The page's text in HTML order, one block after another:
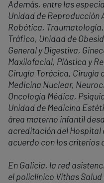
Además, entre las
Unidad de Reproducción
Robótica,
Tráfico, Unidad de
General y Digestiva,
Maxilofacial, Plástica y
Cirugía Torácica, Cirugía
Medicina Nuclear,
Oncología Médica,
Unidad de Medicina
área materno infantil
acreditación del Hospital
acuerdo con los criterios
En Galicia, la red
el policlínico Vithas